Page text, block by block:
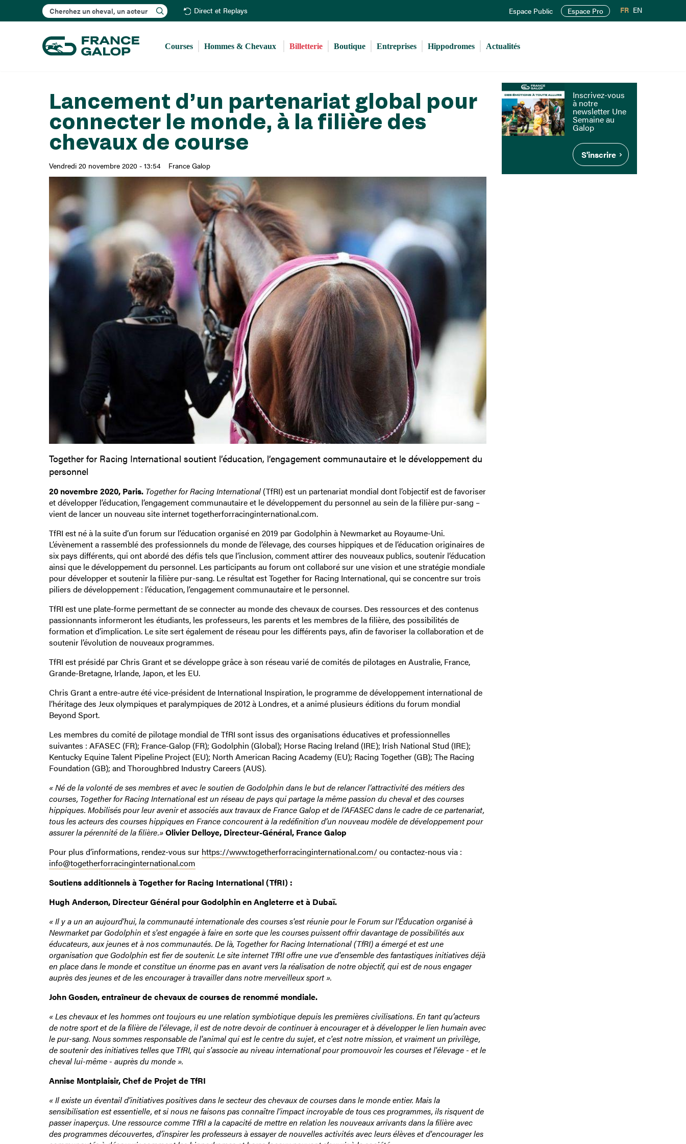
au
principal
Rechercher Direct et Replays Espace Public Espace Pro FR EN
Courses Hommes & Chevaux Billetterie Boutique Entreprises Hippodromes Actualités
Lancement d’un partenariat global pour
connecter le monde, à la filière des
chevaux de course
Vendredi 20 novembre 2020 - 13:54 France Galop
Together for Racing International soutient l’éducation, l’engagement communautaire et le développement du
personnel
20 novembre 2020, Paris. Together for Racing International(TfRI) est un partenariat mondial dont l’objectif est de favoriser
et développer l’éducation, l’engagement communautaire et le développement du personnel au sein de la filière pur-sang –
vient de lancer un nouveau site internet togetherforracinginternational.com.
TfRI est né à la suite d’un forum sur l’éducation organisé en 2019 par Godolphin à Newmarket au Royaume-Uni.
L’évènement a rassemblé des professionnels du monde de l’élevage, des courses hippiques et de l’éducation originaires de
six pays différents, qui ont abordé des défis tels que l’inclusion, comment attirer des nouveaux publics, soutenir l’éducation
ainsi que le développement du personnel. Les participants au forum ont collaboré sur une vision et une stratégie mondiale
pour développer et soutenir la filière pur-sang. Le résultat est Together for Racing International, qui se concentre sur trois
piliers de développement : l’éducation, l’engagement communautaire et le personnel.
TfRI est une plate-forme permettant de se connecter au monde des chevaux de courses. Des ressources et des contenus
passionnants informeront les étudiants, les professeurs, les parents et les membres de la filière, des possibilités de
formation et d’implication. Le site sert également de réseau pour les différents pays, afin de favoriser la collaboration et de
soutenir l’évolution de nouveaux programmes.
TfRI est présidé par Chris Grant et se développe grâce à son réseau varié de comités de pilotages en Australie, France,
Grande-Bretagne, Irlande, Japon, et les EU.
Chris Grant a entre-autre été vice-président de International Inspiration, le programme de développement international de
l’héritage des Jeux olympiques et paralympiques de 2012 à Londres, et a animé plusieurs éditions du forum mondial
Beyond Sport.
Les membres du comité de pilotage mondial de TfRI sont issus des organisations éducatives et professionnelles
suivantes : AFASEC (FR); France-Galop (FR); Godolphin (Global); Horse Racing Ireland (IRE); Irish National Stud (IRE);
Kentucky Equine Talent Pipeline Project (EU); North American Racing Academy (EU); Racing Together (GB); The Racing
Foundation (GB); and Thoroughbred Industry Careers (AUS).
« Né de la volonté de ses membres et avec le soutien de Godolphin dans le but de relancer l’attractivité des métiers des
courses, Together for Racing International est un réseau de pays qui partage la même passion du cheval et des courses
hippiques. Mobilisés pour leur avenir et associés aux travaux de France Galop et de l’AFASEC dans le cadre de ce partenariat,
tous les acteurs des courses hippiques en France concourent à la redéfinition d’un nouveau modèle de développement pour
assurer la pérennité de la filière.»Olivier Delloye, Directeur-Général, France Galop
Pour plus d’informations, rendez-vous sur https://www.togetherforracinginternational.com/ou contactez-nous via :
info@togetherforracinginternational.com
Soutiens additionnels à Together for Racing International (TfRI) :
Hugh Anderson, Directeur Général pour Godolphin en Angleterre et à Dubaï.
« Il y a un an aujourd'hui, la communauté internationale des courses s'est réunie pour le Forum sur l’Éducation organisé à
Newmarket par Godolphin et s'est engagée à faire en sorte que les courses puissent offrir davantage de possibilités aux
éducateurs, aux jeunes et à nos communautés. De là, Together for Racing International (TfRI) a émergé et est une
organisation que Godolphin est fier de soutenir. Le site internet TfRI offre une vue d'ensemble des fantastiques initiatives déjà
en place dans le monde et constitue un énorme pas en avant vers la réalisation de notre objectif, qui est de nous engager
auprès des jeunes et de les encourager à travailler dans notre merveilleux sport ».
John Gosden, entraîneur de chevaux de courses de renommé mondiale.
« Les chevaux et les hommes ont toujours eu une relation symbiotique depuis les premières civilisations. En tant qu’acteurs
de notre sport et de la filière de l'élevage, il est de notre devoir de continuer à encourager et à développer le lien humain avec
le pur-sang. Nous sommes responsable de l'animal qui est le centre du sujet, et c'est notre mission, et vraiment un privilège,
de soutenir des initiatives telles que TfRI, qui s'associe au niveau international pour promouvoir les courses et l'élevage - et le
cheval lui-même - auprès du monde ».
Annise Montplaisir, Chef de Projet de TfRI
« Il existe un éventail d'initiatives positives dans le secteur des chevaux de courses dans le monde entier. Mais la
sensibilisation est essentielle, et si nous ne faisons pas connaître l'impact incroyable de tous ces programmes, ils risquent de
passer inaperçus. Une ressource comme TfRI a la capacité de mettre en relation les nouveaux arrivants dans la filière avec
des programmes découvertes, d’inspirer les professeurs à essayer de nouvelles activités avec leurs élèves et d'encourager les
Inscrivez-vous
à notre
newsletter Une
Semaine au
Galop
S'inscrire